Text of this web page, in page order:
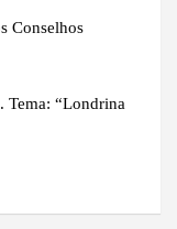
Conselhos
Tema: “Londrina